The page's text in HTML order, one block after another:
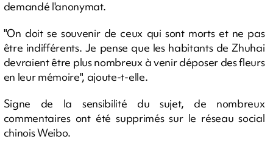
demandé l'anonymat.
"On doit se souvenir de ceux qui sont morts et ne pas
être indifférents. Je pense que les habitants de Zhuhai
devraient être plus nombreux à venir déposer des fleurs
en leur mémoire", ajoute-t-elle.
Signe de la sensibilité du sujet, de nombreux
commentaires ont été supprimés sur le réseau social
chinois Weibo.